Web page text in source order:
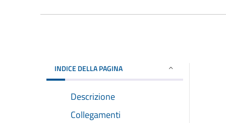
INDICE DELLA PAGINA
Descrizione
Collegamenti